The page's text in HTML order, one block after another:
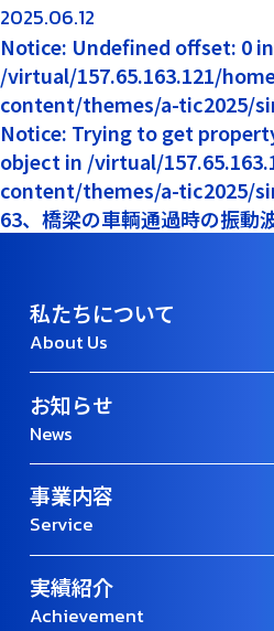
2025.06.12
Notice: Undefined offset: 0 in
/virtual/157.65.163.121/
content/themes/a-tic2025/
Notice: Trying to get
object in /virtual/
content/themes/a-tic2025/
63、橋梁の車輌通過時の振動
私たちについて
About Us
お知らせ
News
事業内容
Service
実績紹介
Achievement